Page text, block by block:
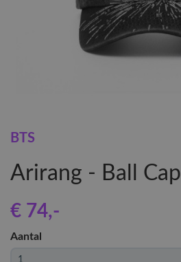
BTS
Arirang - Ball Cap
€ 74,-
Aantal